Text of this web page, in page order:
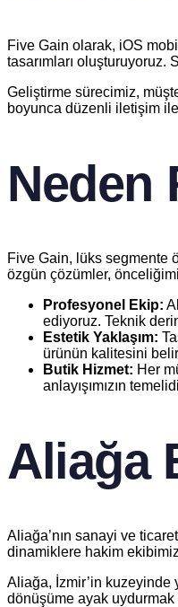
Five Gain olarak, iOS
tasarımları oluşturuyoruz.
Geliştirme sürecimiz,
boyunca düzenli iletişim
Neden
Five Gain, lüks segmente
özgün çözümler,
Profesyonel Ekip:
ediyoruz. Teknik
Estetik Yaklaşım:
ürünün kalitesini
Butik Hizmet: Her
anlayışımızın
Aliağa
Aliağa’nın sanayi ve
dinamiklere hakim
Aliağa, İzmir’in
dönüşüme ayak uydurmak